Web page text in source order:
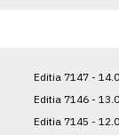
Editia 7147 -
Editia 7146 -
Editia 7145 -